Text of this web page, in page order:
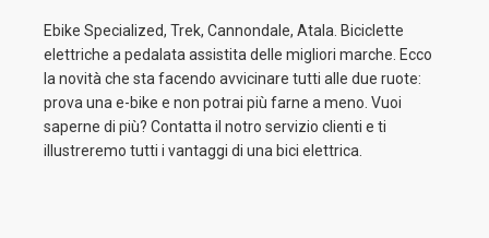
Ebike Specialized, Trek, Cannondale, Atala. Biciclette
elettriche a pedalata assistita delle migliori marche. Ecco
la novità che sta facendo avvicinare tutti alle due ruote:
prova una e-bike e non potrai più farne a meno. Vuoi
saperne di più? Contatta il notro servizio clienti e ti
illustreremo tutti i vantaggi di una bici elettrica.